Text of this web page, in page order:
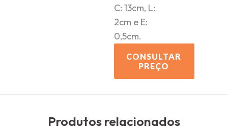
C: 13cm, L:
2cm e E:
0,5cm.
CONSULTAR
PREÇO
Produtos relacionados